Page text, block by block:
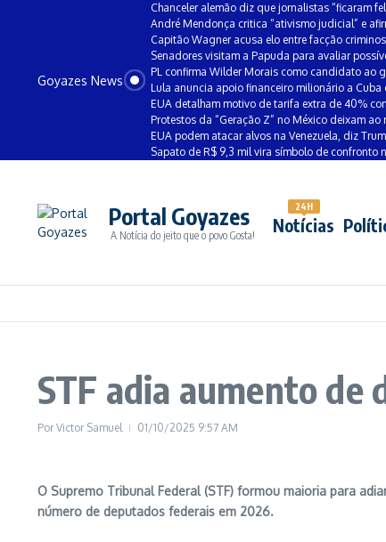
Goyazes News
Chanceler alemão diz que jornalistas “ficaram
André Mendonça critica “ativismo judicial” e
Capitão Wagner acusa elo entre facção
Senadores visitam a Papuda para avaliar
PL confirma Wilder Morais como candidato ao
Lula anuncia apoio financeiro milionário a
EUA detalham motivo de tarifa extra de 40%
Protestos da “Geração Z” no México deixam ao
EUA podem atacar alvos na Venezuela, diz
Sapato de R$ 9,3 mil vira símbolo de confronto
Portal Goyazes
A Notícia do jeito que o povo Gosta! Notícias
24H
STF adia aumento de
PorVictor Samuel 01/10/2025 9:57 AM
O Supremo Tribunal Federal (STF) formou maioria para
número de deputados federais em 2026.